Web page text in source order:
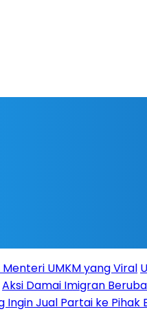
UMKM yang Viral
Aksi Damai Imigran
Ingin Jual Partai ke Pihak